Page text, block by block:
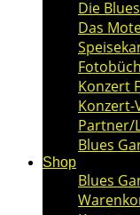
Die
Das
Konzert
Konzert-
Partner/
Blues
Shop
Blues